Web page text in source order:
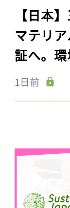
【日本
マテリ
証へ。
1日前